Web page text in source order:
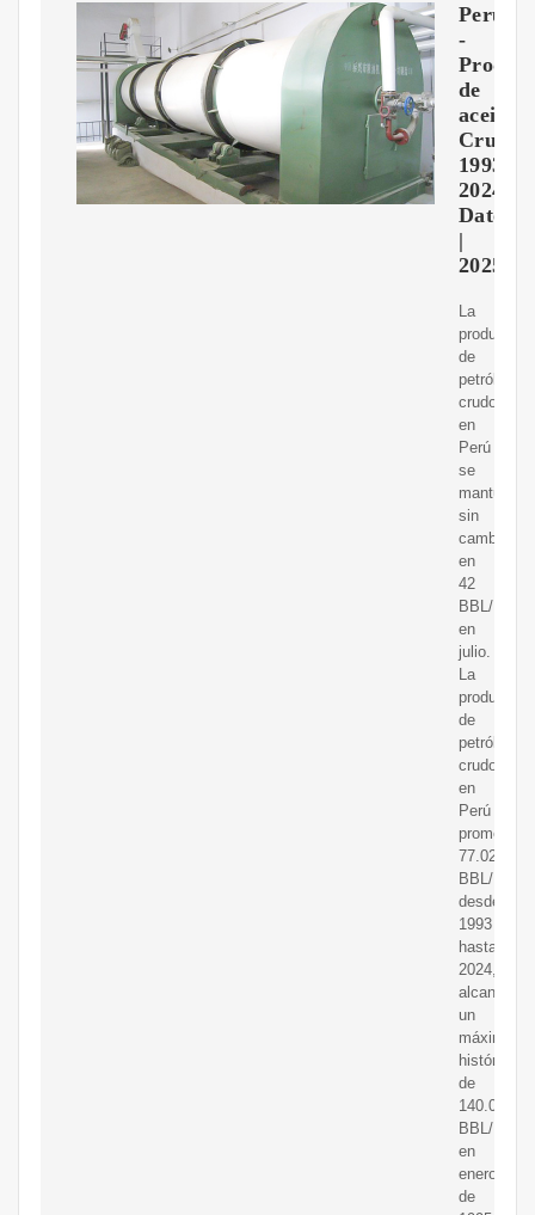
Perú
-
de
aceite
Crudo
1993-
2024
Datos
|
2025
La
producción
de
petróleo
crudo
en
Perú
se
mantuvo
sin
cambios
en
42
BBL/D/1K
en
julio.
La
producción
de
petróleo
crudo
en
Perú
promedió
77.02
BBL/D/1K
desde
1993
hasta
2024,
un
máximo
histórico
de
140.00
BBL/D/1K
en
enero
de